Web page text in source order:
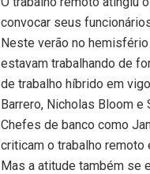
convocar seus
Neste verão no
estavam trabalhando de
de trabalho híbrido em
Barrero, Nicholas Bloom e
Chefes de banco como
criticam o trabalho
Mas a atitude também se